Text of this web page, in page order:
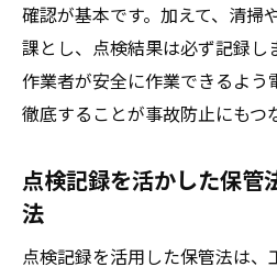
確認が基本です。加えて、清掃
課とし、点検結果は必ず記録し
作業者が安全に作業できるよう
徹底することが事故防止にもつ
点検記録を活かした保管
法
点検記録を活用した保管法は